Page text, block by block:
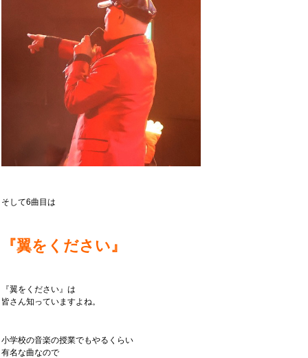
そして6曲目は
『翼をください』
『翼をください』は
皆さん知っていますよね。
小学校の音楽の授業でもやるくらい
有名な曲なので